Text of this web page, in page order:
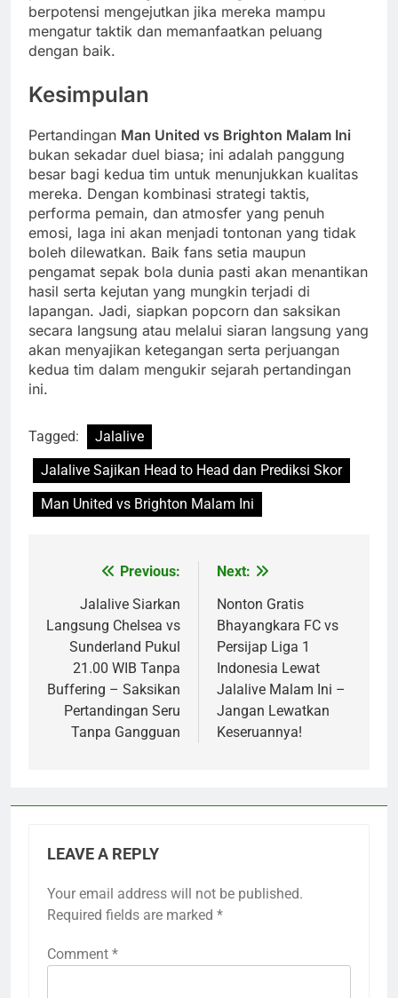
berpotensi mengejutkan jika mereka mampu
mengatur taktik dan memanfaatkan peluang
dengan baik.
Kesimpulan
Pertandingan Man United vs Brighton Malam Ini
bukan sekadar duel biasa; ini adalah panggung
besar bagi kedua tim untuk menunjukkan kualitas
mereka. Dengan kombinasi strategi taktis,
performa pemain, dan atmosfer yang penuh
emosi, laga ini akan menjadi tontonan yang tidak
boleh dilewatkan. Baik fans setia maupun
pengamat sepak bola dunia pasti akan menantikan
hasil serta kejutan yang mungkin terjadi di
lapangan. Jadi, siapkan popcorn dan saksikan
secara langsung atau melalui siaran langsung yang
akan menyajikan ketegangan serta perjuangan
kedua tim dalam mengukir sejarah pertandingan
ini.
Tagged:
Jalalive
Jalalive Sajikan Head to Head dan Prediksi Skor
Man United vs Brighton Malam Ini
navigation
Previous:
Jalalive Siarkan
Langsung Chelsea vs
Sunderland Pukul
21.00 WIB Tanpa
Buffering – Saksikan
Pertandingan Seru
Tanpa Gangguan
Next:
Nonton Gratis
Bhayangkara FC vs
Persijap Liga 1
Indonesia Lewat
Jalalive Malam Ini –
Jangan Lewatkan
Keseruannya!
LEAVE A REPLY
Your email address will not be published.
Required fields are marked *
Comment *